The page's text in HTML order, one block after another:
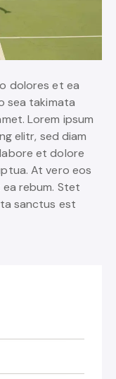
dolores et ea
sea takimata
Lorem ipsum
elitr, sed diam
et dolore
At vero eos
rebum. Stet
sanctus est